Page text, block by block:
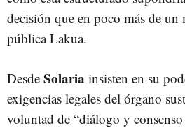
decisión que en poco más de un
pública Lakua.
Desde Solaria insisten en su
exigencias legales del órgano
voluntad de “diálogo y consenso